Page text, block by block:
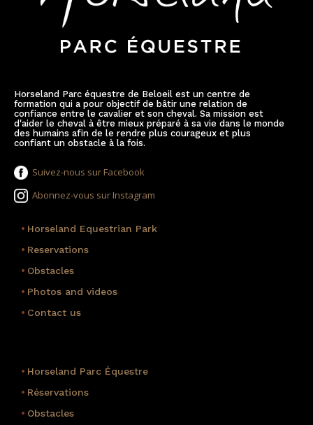
Horseland Parc équestre de Beloeil est un centre de
formation qui a pour objectif de bâtir une relation de
confiance entre le cavalier et son cheval. Sa mission est
d'aider le cheval à être mieux préparé à sa vie dans le monde
des humains afin de le rendre plus courageux et plus
confiant un obstacle à la fois.
Suivez-nous sur Facebook
Abonnez-vous sur Instagram
• Horseland Equestrian Park
• Reservations
• Obstacles
• Photos and videos
• Contact us
• Horseland Parc Équestre
• Réservations
• Obstacles